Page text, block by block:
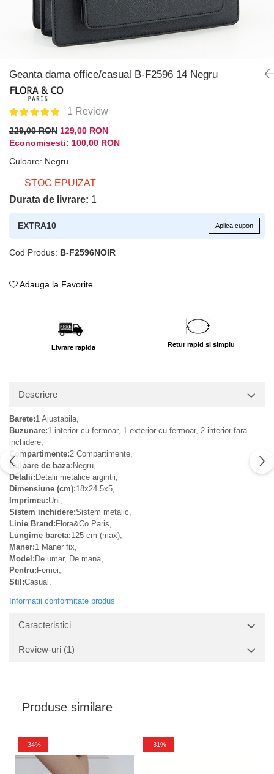
Geanta dama office/casual B-F2596 14 Negru
1 Review
229,00 RON 129,00 RON
Economisesti: 100,00 RON
Culoare: Negru
STOC EPUIZAT
Durata de livrare: 1
EXTRA10 Aplica cupon
Cod Produs: B-F2596NOIR
Adauga la Favorite
Livrare rapida Retur rapid si simplu
Descriere
Barete:1 Ajustabila,
Buzunare:1 interior cu fermoar, 1 exterior cu fermoar, 2 interior fara
inchidere,
Compartimente:2 Compartimente,
Culoare de baza:Negru,
Detalii:Detalii metalice argintii,
Dimensiune (cm):18x24.5x5,
Imprimeu:Uni,
Sistem inchidere:Sistem metalic,
Linie Brand:Flora&Co Paris,
Lungime bareta:125 cm (max),
Maner:1 Maner fix,
Model:De umar, De mana,
Pentru:Femei,
Stil:Casual.
Informatii conformitate produs
Caracteristici
Review-uri (1)
Produse similare
-34% -31%